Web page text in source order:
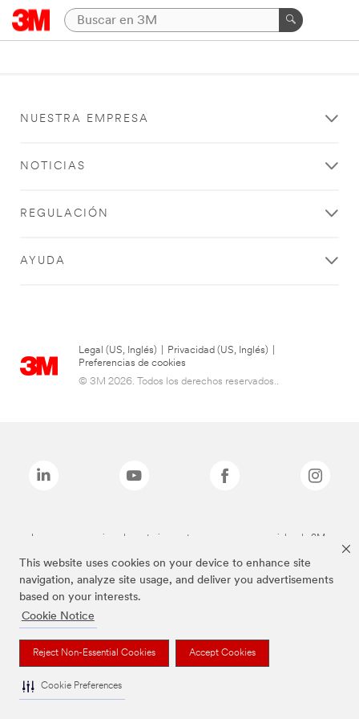
This website uses cookies on your device to enhance site
navigation, analyze site usage, and deliver you advertisements
based on your interests.
Cookie Notice
Reject Non-Essential Cookies Accept Cookies
Cookie Preferences
NUESTRA EMPRESA
NOTICIAS
REGULACIÓN
AYUDA
Legal (US, Inglés) Privacidad (US, Inglés)
Preferencias de cookies
© 3M 2026. Todos los derechos reservados..
Las marcas mencionadas anteriormente son marcas comerciales de 3M.